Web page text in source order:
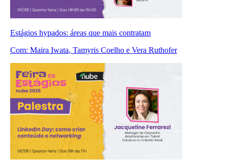
Estágios hypados: áreas que mais contratam
Com: Maira Iwata, Tamyris Coelho e Vera Ruthofer